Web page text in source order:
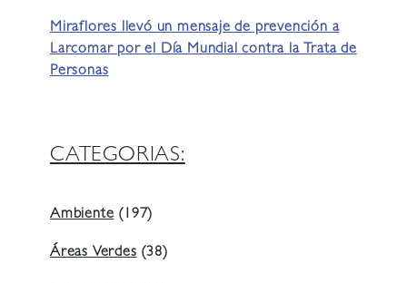
Miraflores llevó un mensaje de prevención a
Larcomar por el Día Mundial contra la Trata de
Personas
CATEGORIAS:
Ambiente(197)
Áreas Verdes(38)